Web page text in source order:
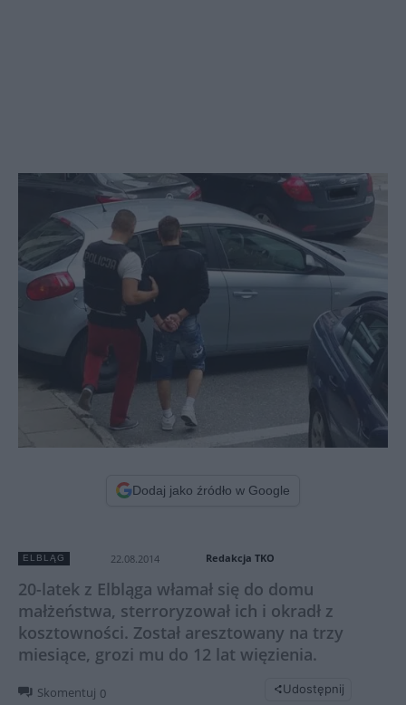
Dodaj jako źródło w Google
ELBLĄG 22.08.2014 Redakcja TKO
20-latek z Elbląga włamał się do domu
małżeństwa, sterroryzował ich i okradł z
kosztowności. Został aresztowany na trzy
miesiące, grozi mu do 12 lat więzienia.
Skomentuj 0 Udostępnij